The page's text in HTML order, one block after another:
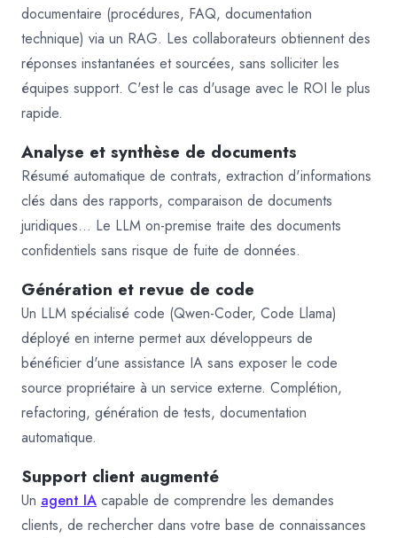
documentaire (procédures, FAQ, documentation
technique) via un RAG. Les collaborateurs obtiennent des
réponses instantanées et sourcées, sans solliciter les
équipes support. C'est le cas d'usage avec le ROI le plus
rapide.
Analyse et synthèse de documents
Résumé automatique de contrats, extraction d'informations
clés dans des rapports, comparaison de documents
juridiques… Le LLM on-premise traite des documents
confidentiels sans risque de fuite de données.
Génération et revue de code
Un LLM spécialisé code (Qwen-Coder, Code Llama)
déployé en interne permet aux développeurs de
bénéficier d'une assistance IA sans exposer le code
source propriétaire à un service externe. Complétion,
refactoring, génération de tests, documentation
automatique.
Support client augmenté
Un agent IA capable de comprendre les demandes
clients, de rechercher dans votre base de connaissances